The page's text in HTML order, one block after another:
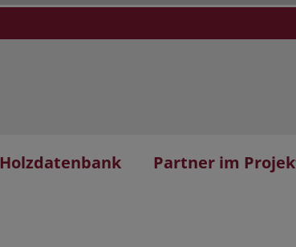
Holzdatenbank
Partner im